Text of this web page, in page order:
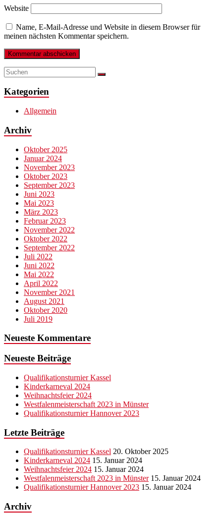
Website
Name, E-Mail-Adresse und Website in diesem Browser für
meinen nächsten Kommentar speichern.
Kategorien
Allgemein
Archiv
Oktober 2025
Januar 2024
November 2023
Oktober 2023
September 2023
Juni 2023
Mai 2023
März 2023
Februar 2023
November 2022
Oktober 2022
September 2022
Juli 2022
Juni 2022
Mai 2022
April 2022
November 2021
August 2021
Oktober 2020
Juli 2019
Neueste Kommentare
Neueste Beiträge
Qualifikationsturnier Kassel
Kinderkarneval 2024
Weihnachtsfeier 2024
Westfalenmeisterschaft 2023 in Münster
Qualifikationsturnier Hannover 2023
Letzte Beiträge
Qualifikationsturnier Kassel 20. Oktober 2025
Kinderkarneval 2024 15. Januar 2024
Weihnachtsfeier 2024 15. Januar 2024
Westfalenmeisterschaft 2023 in Münster 15. Januar 2024
Qualifikationsturnier Hannover 2023 15. Januar 2024
Archiv